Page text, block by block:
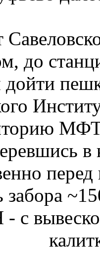
до
дойти